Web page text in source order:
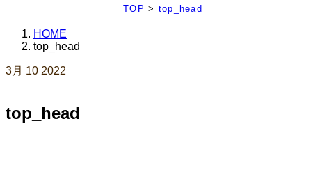
TOP > top_head
HOME
top_head
3月 10 2022
top_head